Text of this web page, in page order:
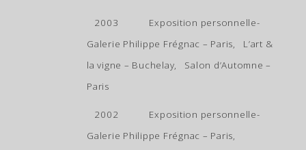
2003 Exposition personnelle-
Galerie Philippe Frégnac – Paris, L’art &
la vigne – Buchelay, Salon d’Automne –
Paris
2002 Exposition personnelle-
Galerie Philippe Frégnac – Paris,